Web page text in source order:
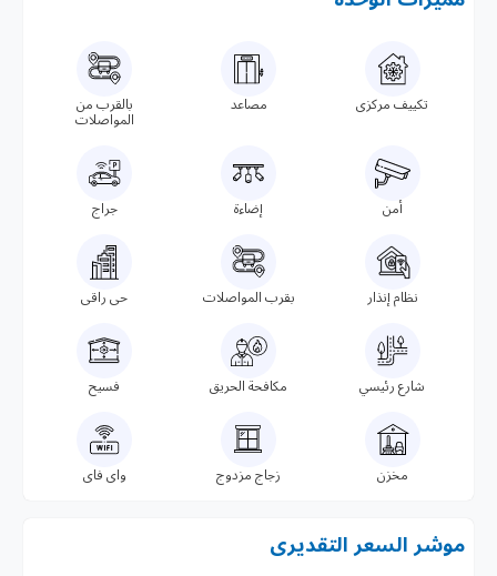
تكييف مركزى مصاعد
بالقرب من
المواصلات
أمن إضاءة جراج
نظام إنذار بقرب المواصلات حى راقى
شارع رئيسي مكافحة الحريق فسيح
مخزن زجاج مزدوج واى فاى
موشر السعر التقديرى